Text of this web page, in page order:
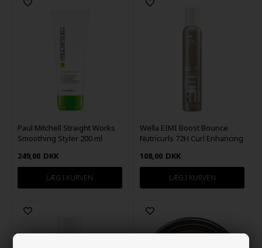
Paul Mitchell Straight Works
Smoothing Styler 200 ml
249,00 DKK
Wella EIMI Boost Bounce
Nutricurls 72H Curl Enhancing
108,00 DKK